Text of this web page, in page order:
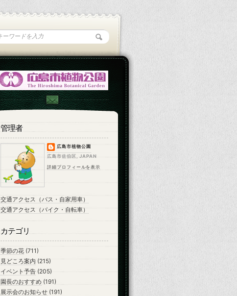
管理者
広島市植物公園
広島市佐伯区, JAPAN
詳細プロフィールを表示
交通アクセス（バス・自家用車）
交通アクセス（バイク・自転車）
カテゴリ
季節の花 (711)
見どころ案内 (215)
イベント予告 (205)
園長のおすすめ (191)
展示会のお知らせ (191)